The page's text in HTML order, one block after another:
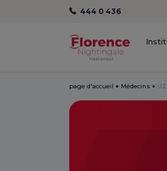
444 0 436
page d'accueil Médecins